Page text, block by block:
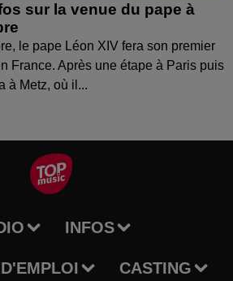
sur la venue du pape à
le pape Léon XIV fera son premier
France. Après une étape à Paris puis
à Metz, où il...
INFOS
CASTING